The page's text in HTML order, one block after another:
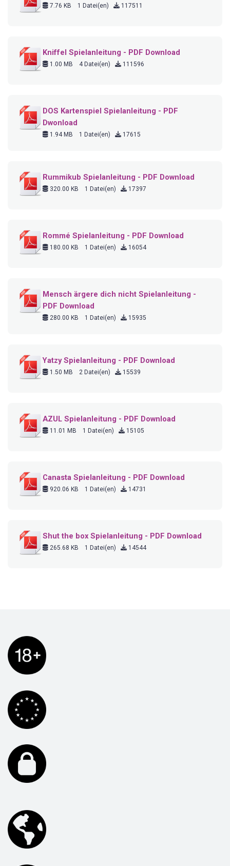
7.76 KB 1 Datei(en) 117511
Kniffel Spielanleitung - PDF Download
1.00 MB 4 Datei(en) 111596
DOS Kartenspiel Spielanleitung - PDF
Dwonload
1.94 MB 1 Datei(en) 17615
Rummikub Spielanleitung - PDF Download
320.00 KB 1 Datei(en) 17397
Rommé Spielanleitung - PDF Download
180.00 KB 1 Datei(en) 16054
Mensch ärgere dich nicht Spielanleitung -
PDF Download
280.00 KB 1 Datei(en) 15935
Yatzy Spielanleitung - PDF Download
1.50 MB 2 Datei(en) 15539
AZUL Spielanleitung - PDF Download
11.01 MB 1 Datei(en) 15105
Canasta Spielanleitung - PDF Download
920.06 KB 1 Datei(en) 14731
Shut the box Spielanleitung - PDF Download
265.68 KB 1 Datei(en) 14544